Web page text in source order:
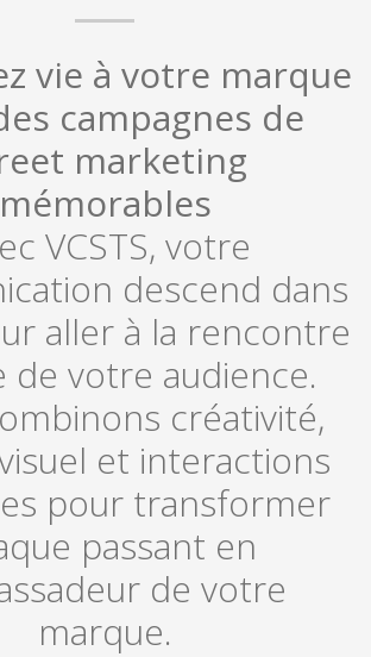
vie à votre marque
campagnes de
marketing
mémorables
VCSTS, votre
descend dans
aller à la rencontre
de votre audience.
créativité,
et interactions
pour transformer
passant en
de votre
marque.